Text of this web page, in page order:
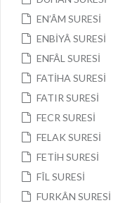
EN’ÂM SURESİ
ENBİYÂ SURESİ
ENFÂL SURESİ
FATİHA SURESİ
FATIR SURESİ
FECR SURESİ
FELAK SURESİ
FETİH SURESİ
FÎL SURESİ
FURKÂN SURESİ